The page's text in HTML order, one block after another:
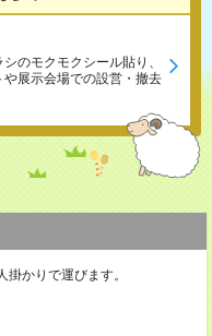
のモクモクシール貼り、
や展示会場での設営・撤去
かりで運びます。